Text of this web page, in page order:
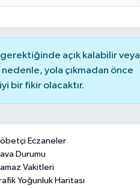
açık kalabilir veya
yola çıkmadan önce
bir fikir olacaktır.
Eczaneler
Durumu
Vakitleri
Yoğunluk Haritası